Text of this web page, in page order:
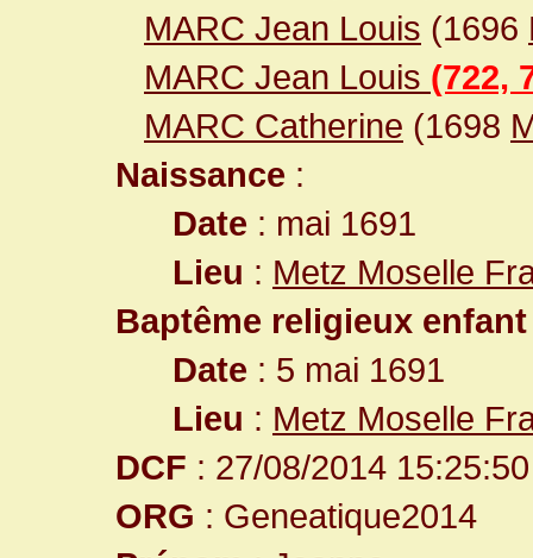
MARC Jean Louis (1696
MARC Jean Louis (722,
MARC Catherine (1698
Naissance :
Date : mai 1691
Lieu : Metz Moselle
Baptême religieux enfant
Date : 5 mai 1691
Lieu : Metz Moselle
DCF : 27/08/2014 15:25:50
ORG : Geneatique2014